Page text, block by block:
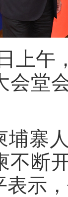
上
会堂
埔寨
不断
表示